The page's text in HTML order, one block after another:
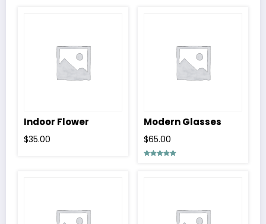
Indoor Flower
$35.00
Modern Glasses
$65.00